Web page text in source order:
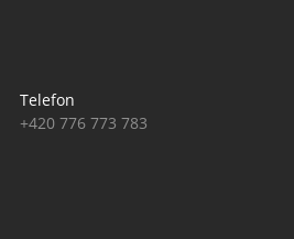
Telefon
+420 776 773 783